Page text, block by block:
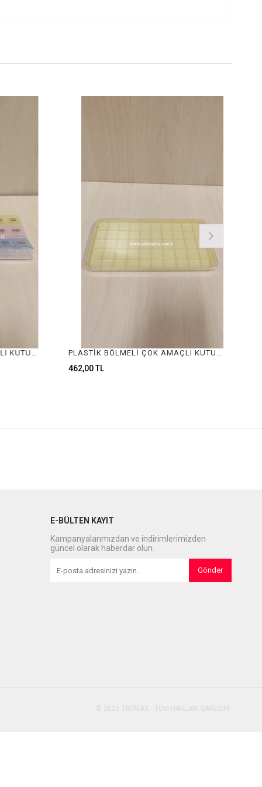
PLASTİK BÖLMELİ ÇOK AMAÇLI KUTU, PLASTİK TAŞ KUTUSU, PLASTİK HAP KUTUSU, PLASTIC DIAMOND BOX , PLASTIC ORGANIZER WITH COMPARTMENTS, PLASTIC DIAMOND BOX , PLASTIC ORGANIZER , PLASTIC PILL BOX PLASTİK BÖLMELİ ÇOK AMAÇLI KUTU, PLASTİK TAŞ KUTUSU, PLASTİK HAP KUTUSU, PLASTIC DIAMOND BOX , PLASTIC ORGANIZER WITH COMPARTMENTS, PLASTIC DIAMOND BOX , PLASTIC ORGANIZER , PLASTIC PILL BOX
462,00 TL
E-BÜLTEN KAYIT
Kampanyalarımızdan ve indirimlerimizden
güncel olarak haberdar olun.
Gönder
© 2025 TİCİMAX - TÜM HAKLARI SAKLIDIR.